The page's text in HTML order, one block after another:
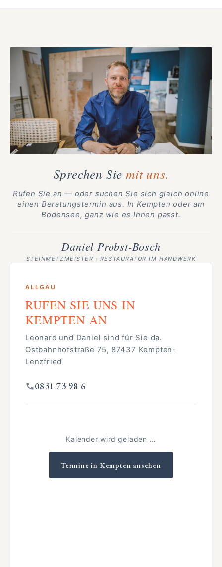
Sprechen Sie mit uns.
Rufen Sie an — oder suchen Sie sich gleich online
einen Beratungstermin aus. In Kempten oder am
Bodensee, ganz wie es Ihnen passt.
Daniel Probst-Bosch
STEINMETZMEISTER · RESTAURATOR IM HANDWERK
ALLGÄU
RUFEN SIE UNS IN
KEMPTEN AN
Leonard und Daniel sind für Sie da.
Ostbahnhofstraße 75, 87437 Kempten-
Lenzfried
0831 73 98 6
Kalender wird geladen …
Termine in Kempten ansehen